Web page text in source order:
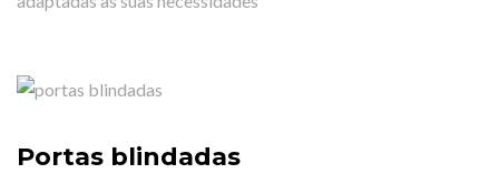
Portas blindadas